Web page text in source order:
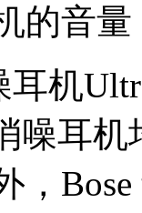
的音
耳机
噪耳
，